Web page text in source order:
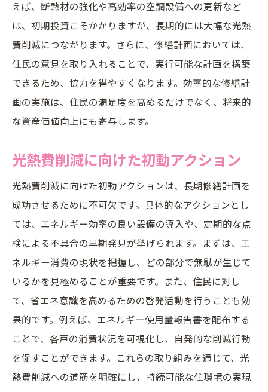
断熱材追加での快適な住環境の実現
高性能窓の設置による省エネ効果
IoT技術を活用したエネルギー管理
住民参加型省エネプロジェクトの成功例
エネルギー効率向上のための技術コンサル
ティング
積立金の透明性と報告の重要性
将来のニーズを見越した積立計画
住民全体での合意形成のプロセス
定期的な見直しと調整の必要性
積立金管理のための先進ツール活用
専門家の知識が鍵！省エネ対策で建物の価値向
上
省エネ専門家の選び方とその役割
コンサルティングサービスの選定基準
持続可能な技術導入で資産価値を高める
えば、断熱材の強化や高効率の空調設備への更新など
は、初期投資こそかかりますが、長期的には大幅な光熱
費削減につながります。さらに、修繕計画においては、
住民の意見を取り入れることで、実行可能な計画を構築
できるため、協力を得やすくなります。効率的な修繕計
画の実施は、住民の満足度を高めるだけでなく、将来的
な資産価値向上にも寄与します。
光熱費削減に向けた初動アクション
光熱費削減に向けた初動アクションは、長期修繕計画を
成功させるために不可欠です。具体的なアクションとし
ては、エネルギー効率の良い設備の導入や、定期的な点
検による不具合の早期発見が挙げられます。まずは、エ
ネルギー消費の現状を把握し、どの部分で無駄が生じて
いるかを見極めることが重要です。また、住民に対し
て、省エネ意識を高めるための啓発活動を行うことも効
果的です。例えば、エネルギー使用量報告書を配布する
ことで、各戸の消費状況を可視化し、自発的な削減行動
を促すことができます。これらの取り組みを通じて、光
熱費削減への道筋を明確にし、持続可能な住環境の実現